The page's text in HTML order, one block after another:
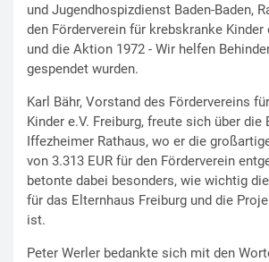
und Jugendhospizdienst Baden-Baden,
den Förderverein für krebskranke Kinder
und die Aktion 1972 - Wir helfen
gespendet wurden.
Karl Bähr, Vorstand des Fördervereins
Kinder e.V. Freiburg, freute sich über die
Iffezheimer Rathaus, wo er die
von 3.313 EUR für den Förderverein
betonte dabei besonders, wie wichtig
für das Elternhaus Freiburg und die
ist.
Peter Werler bedankte sich mit den